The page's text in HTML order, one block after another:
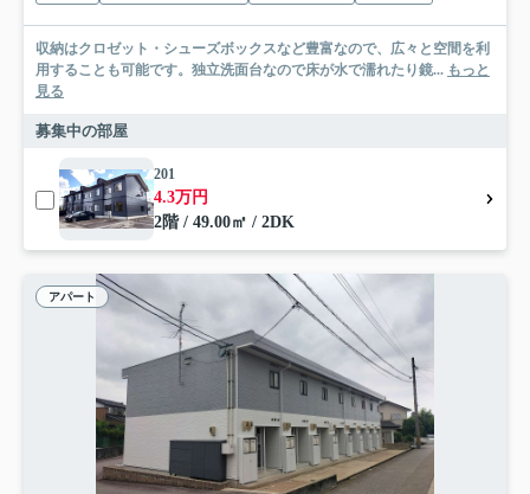
収納はクロゼット・シューズボックスなど豊富なので、広々と空間を利
用することも可能です。独立洗面台なので床が水で濡れたり鏡... もっと
見る
募集中の部屋
201
4.3万円
2階 / 49.00㎡ / 2DK
アパート